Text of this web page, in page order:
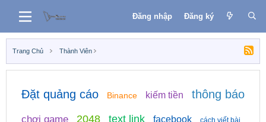
Đăng nhập Đăng ký
Trang Chủ Thành Viên
Đặt quảng cáo Binance kiếm tiền thông báo
chơi game 2048 text link facebook cách viết bài